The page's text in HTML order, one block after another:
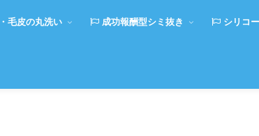
毛皮の丸洗い 成功報酬型シミ抜き シリコ